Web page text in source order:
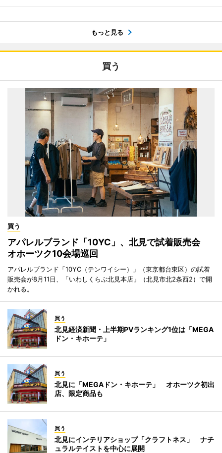
もっと見る
買う
買う
アパレルブランド「10YC」、北見で試着販売会
オホーツク10会場巡回
アパレルブランド「10YC（テンワイシー）」（東京都台東区）の試着
販売会が8月11日、「いわしくらぶ北見本店」（北見市北2条西2）で開
かれる。
買う
北見経済新聞・上半期PVランキング1位は「MEGA
ドン・キホーテ」
買う
北見に「MEGAドン・キホーテ」 オホーツク初出
店、限定商品も
買う
北見にインテリアショップ「クラフトネス」 ナチ
ュラルテイストを中心に展開